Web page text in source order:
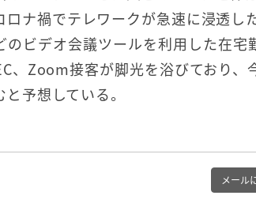
ロナ禍でテレワークが急速に浸透
ビデオ会議ツールを利用した在宅
、Zoom接客が脚光を浴びており
予想している。
メール